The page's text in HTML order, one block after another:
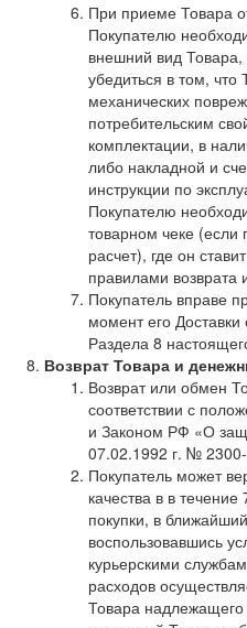
При приеме Товара
Покупателю
внешний вид Товара,
убедиться в том,
механических
потребительским
комплектации, в
либо накладной и
инструкции по
Покупателю
товарном чеке (если
расчет), где он
правилами возврата
Покупатель вправе
момент его Доставки
Раздела 8
Возврат Товара и
Возврат или обмен
соответствии с
и Законом РФ «О
07.02.1992 г. №
Покупатель может
качества в в
покупки, в
воспользовавшись
курьерскими
расходов
Товара надлежащего